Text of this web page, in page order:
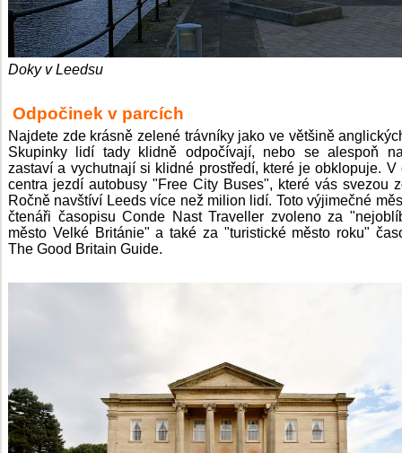
Doky v Leedsu
Odpočinek v parcích
Najdete zde krásně zelené trávníky jako ve většině
Skupinky lidí tady klidně odpočívají, nebo se alespoň
zastaví a vychutnají si klidné prostředí, které je obklopuje. V
centra jezdí autobusy "Free City Buses", které vás svezou
Ročně navštíví Leeds více než milion lidí. Toto výjimečné
čtenáři časopisu Conde Nast Traveller zvoleno za
město Velké Británie" a také za "turistické město roku"
The Good Britain Guide.